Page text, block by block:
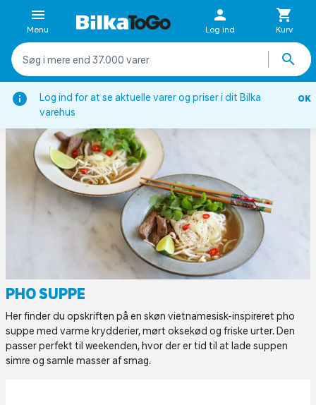
Log ind for at se aktuelle varer og priser i dit Bilka
varehus
OK
Menu Log ind Kurv
Aftensmad Asiatisk inspirerede retter Pho suppe
PHO SUPPE
Her finder du opskriften på en skøn vietnamesisk-inspireret pho
suppe med varme krydderier, mørt oksekød og friske urter. Den
passer perfekt til weekenden, hvor der er tid til at lade suppen
simre og samle masser af smag.